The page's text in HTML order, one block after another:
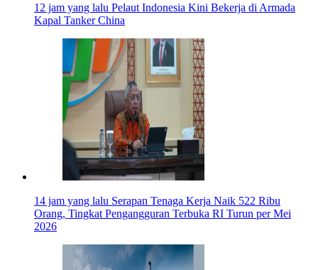
12 jam yang lalu Pelaut Indonesia Kini Bekerja di Armada
Kapal Tanker China
14 jam yang lalu Serapan Tenaga Kerja Naik 522 Ribu
Orang, Tingkat Pengangguran Terbuka RI Turun per Mei
2026